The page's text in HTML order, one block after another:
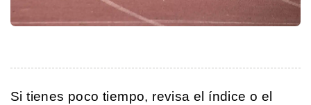
Si tienes poco tiempo, revisa el índice o el